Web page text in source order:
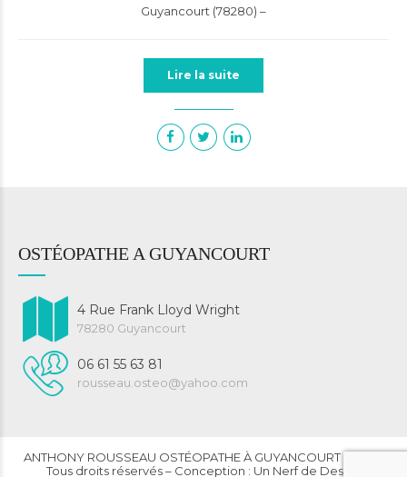
Guyancourt (78280) –
Lire la suite
OSTÉOPATHE A GUYANCOURT
4 Rue Frank Lloyd Wright
78280 Guyancourt
06 61 55 63 81
rousseau.osteo@yahoo.com
ANTHONY ROUSSEAU OSTÉOPATHE À GUYANCOURT © 2023
Tous droits réservés – Conception : Un Nerf de Design